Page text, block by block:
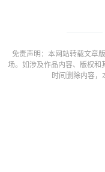
免责声明：本网站转载文章
场。如涉及作品内容、版权
时间删除内容，